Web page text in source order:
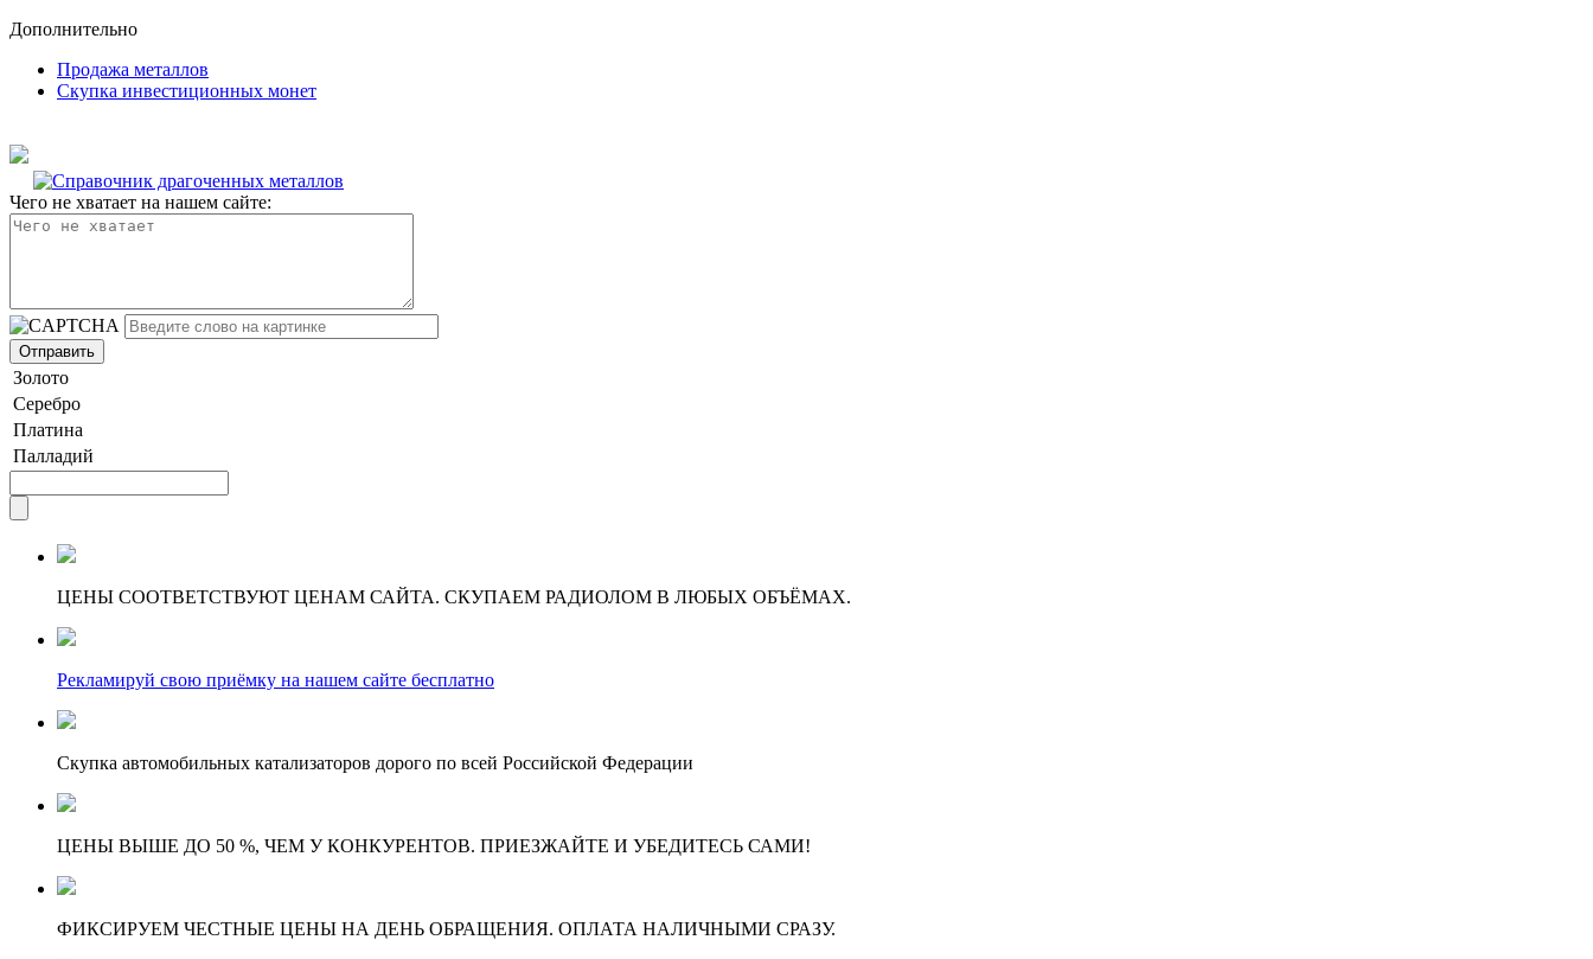
Дополнительно
Продажа металлов
Скупка инвестиционных монет
Чего не хватает на нашем сайте:
Золото
Серебро
Платина
Палладий
ЦЕНЫ СООТВЕТСТВУЮТ ЦЕНАМ САЙТА. СКУПАЕМ РАДИОЛОМ В ЛЮБЫХ ОБЪЁМАХ.
Рекламируй свою приёмку на нашем сайте бесплатно
Скупка автомобильных катализаторов дорого по всей Российской Федерации
ЦЕНЫ ВЫШЕ ДО 50 %, ЧЕМ У КОНКУРЕНТОВ. ПРИЕЗЖАЙТЕ И УБЕДИТЕСЬ САМИ!
ФИКСИРУЕМ ЧЕСТНЫЕ ЦЕНЫ НА ДЕНЬ ОБРАЩЕНИЯ. ОПЛАТА НАЛИЧНЫМИ СРАЗУ.